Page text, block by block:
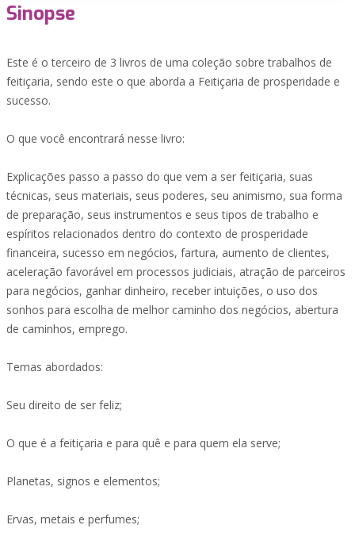
Sinopse
Este é o terceiro de 3 livros de uma coleção sobre trabalhos de
feitiçaria, sendo este o que aborda a Feitiçaria de prosperidade e
sucesso.
O que você encontrará nesse livro:
Explicações passo a passo do que vem a ser feitiçaria, suas
técnicas, seus materiais, seus poderes, seu animismo, sua forma
de preparação, seus instrumentos e seus tipos de trabalho e
espíritos relacionados dentro do contexto de prosperidade
financeira, sucesso em negócios, fartura, aumento de clientes,
aceleração favorável em processos judiciais, atração de parceiros
para negócios, ganhar dinheiro, receber intuições, o uso dos
sonhos para escolha de melhor caminho dos negócios, abertura
de caminhos, emprego.
Temas abordados:
Seu direito de ser feliz;
O que é a feitiçaria e para quê e para quem ela serve;
Planetas, signos e elementos;
Ervas, metais e perfumes;